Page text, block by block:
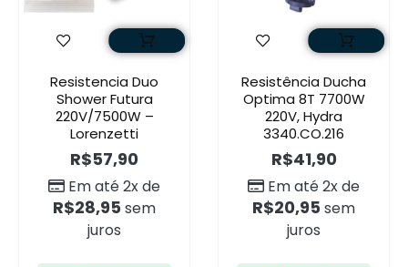
Resistencia Duo
Shower Futura
220V/7500W –
Lorenzetti
R$57,90
Em até 2x de
R$28,95 sem
juros
Resistência Ducha
Optima 8T 7700W
220V, Hydra
3340.CO.216
R$41,90
Em até 2x de
R$20,95 sem
juros